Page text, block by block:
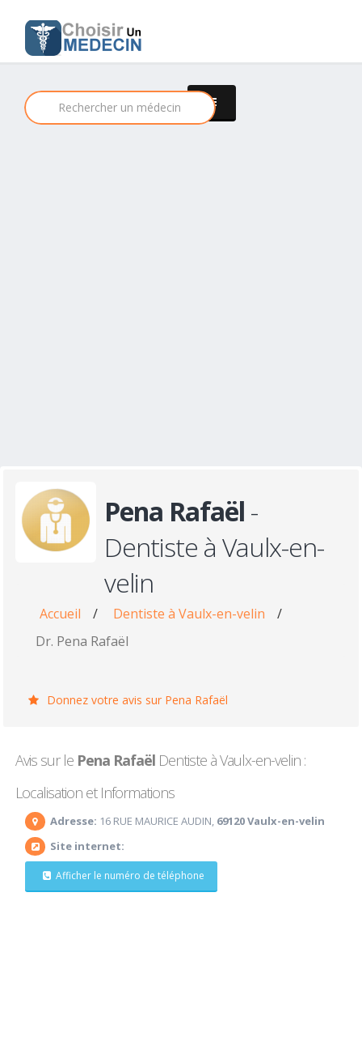
Pena Rafaël -
Dentiste à Vaulx-en-
velin
Accueil / Dentiste à Vaulx-en-velin
/
Dr. Pena Rafaël
Donnez votre avis sur Pena Rafaël
Avis sur le Pena Rafaël Dentiste à Vaulx-en-velin :
Localisation et Informations
Adresse: 16 RUE MAURICE AUDIN, 69120 Vaulx-en-velin
Site internet:
Afficher le numéro de téléphone